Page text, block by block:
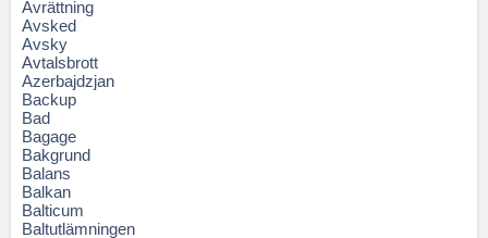
Avrättning
Avsked
Avsky
Avtalsbrott
Azerbajdzjan
Backup
Bad
Bagage
Bakgrund
Balans
Balkan
Balticum
Baltutlämningen